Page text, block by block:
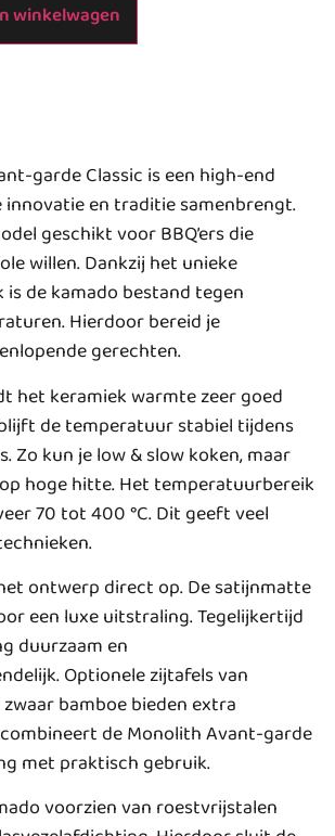
winkelwagen
garde Classic is een high-end
innovatie en traditie samenbrengt.
geschikt voor BBQ’ers die
willen. Dankzij het unieke
de kamado bestand tegen
Hierdoor bereid je
gerechten.
het keramiek warmte zeer goed
de temperatuur stabiel tijdens
Zo kun je low & slow koken, maar
hoge hitte. Het temperatuurbereik
70 tot 400 °C. Dit geeft veel
ontwerp direct op. De satijnmatte
een luxe uitstraling. Tegelijkertijd
duurzaam en
Optionele zijtafels van
bamboe bieden extra
de Monolith Avant-garde
met praktisch gebruik.
voorzien van roestvrijstalen